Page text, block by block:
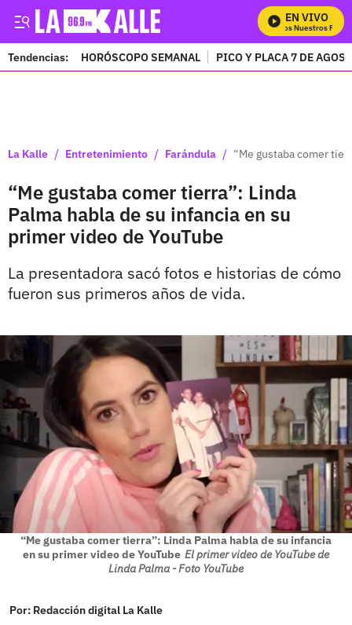
EN VIVO
Mira Todos Nuestros
Tendencias: HORÓSCOPO SEMANAL PICO Y PLACA 7 DE
La Kalle / Entretenimiento / Farándula / “Me gustaba comer
“Me gustaba comer tierra”: Linda
Palma habla de su infancia en su
primer video de YouTube
La presentadora sacó fotos e historias de cómo
fueron sus primeros años de vida.
“Me gustaba comer tierra”: Linda Palma habla de su infancia
en su primer video de YouTube El primer video de YouTube de
Linda Palma - Foto YouTube
Por: Redacción digital La Kalle